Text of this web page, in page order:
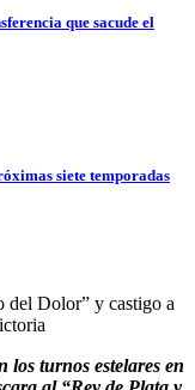
que sacude el
siete temporadas
del Dolor” y castigo a
los turnos estelares en